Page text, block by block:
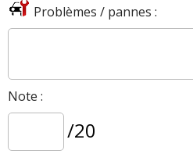
Problèmes / pannes :
Note :
/20